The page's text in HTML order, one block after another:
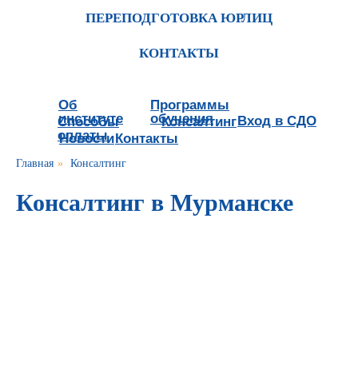
ПЕРЕПОДГОТОВКА ЮРЛИЦ
КОНТАКТЫ
Об
институте
Программы
обучения
Способы
оплаты
Консалтинг
Новости
Вход в СДО
Контакты
Главная » Консалтинг
Консалтинг в Мурманске